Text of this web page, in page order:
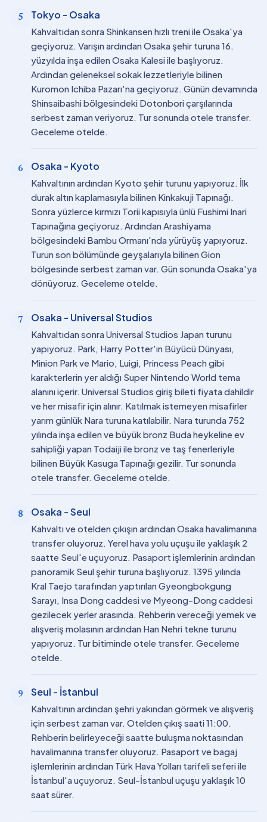
5 Tokyo - Osaka
Kahvaltıdan sonra Shinkansen hızlı treni ile Osaka'ya
geçiyoruz. Varışın ardından Osaka şehir turuna 16.
yüzyılda inşa edilen Osaka Kalesi ile başlıyoruz.
Ardından geleneksel sokak lezzetleriyle bilinen
Kuromon Ichiba Pazarı'na geçiyoruz. Günün devamında
Shinsaibashi bölgesindeki Dotonbori çarşılarında
serbest zaman veriyoruz. Tur sonunda otele transfer.
Geceleme otelde.
6 Osaka - Kyoto
Kahvaltının ardından Kyoto şehir turunu yapıyoruz. İlk
durak altın kaplamasıyla bilinen Kinkakuji Tapınağı.
Sonra yüzlerce kırmızı Torii kapısıyla ünlü Fushimi Inari
Tapınağına geçiyoruz. Ardından Arashiyama
bölgesindeki Bambu Ormanı'nda yürüyüş yapıyoruz.
Turun son bölümünde geyşalarıyla bilinen Gion
bölgesinde serbest zaman var. Gün sonunda Osaka'ya
dönüyoruz. Geceleme otelde.
7 Osaka - Universal Studios
Kahvaltıdan sonra Universal Studios Japan turunu
yapıyoruz. Park, Harry Potter'ın Büyücü Dünyası,
Minion Park ve Mario, Luigi, Princess Peach gibi
karakterlerin yer aldığı Super Nintendo World tema
alanını içerir. Universal Studios giriş bileti fiyata dahildir
ve her misafir için alınır. Katılmak istemeyen misafirler
yarım günlük Nara turuna katılabilir. Nara turunda 752
yılında inşa edilen ve büyük bronz Buda heykeline ev
sahipliği yapan Todaiji ile bronz ve taş fenerleriyle
bilinen Büyük Kasuga Tapınağı gezilir. Tur sonunda
otele transfer. Geceleme otelde.
8 Osaka - Seul
Kahvaltı ve otelden çıkışın ardından Osaka havalimanına
transfer oluyoruz. Yerel hava yolu uçuşu ile yaklaşık 2
saatte Seul'e uçuyoruz. Pasaport işlemlerinin ardından
panoramik Seul şehir turuna başlıyoruz. 1395 yılında
Kral Taejo tarafından yaptırılan Gyeongbokgung
Sarayı, Insa Dong caddesi ve Myeong-Dong caddesi
gezilecek yerler arasında. Rehberin vereceği yemek ve
alışveriş molasının ardından Han Nehri tekne turunu
yapıyoruz. Tur bitiminde otele transfer. Geceleme
otelde.
9 Seul - İstanbul
Kahvaltının ardından şehri yakından görmek ve alışveriş
için serbest zaman var. Otelden çıkış saati 11:00.
Rehberin belirleyeceği saatte buluşma noktasından
havalimanına transfer oluyoruz. Pasaport ve bagaj
işlemlerinin ardından Türk Hava Yolları tarifeli seferi ile
İstanbul'a uçuyoruz. Seul-İstanbul uçuşu yaklaşık 10
saat sürer.